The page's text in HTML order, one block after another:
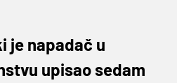
je napadač u
upisao sedam